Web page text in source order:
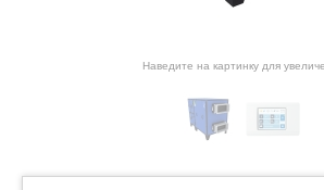
Наведите на картинку для